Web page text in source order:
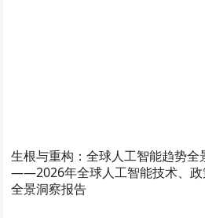
生根与重构：全球人工智能趋势全
——2026年全球人工智能技术、政
全景洞察报告